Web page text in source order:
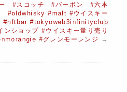
ー #スコッチ #バーボン #六本
#oldwhisky #malt #ウイスキー
#nftbar #tokyoweb3infinityclub
ンショップ #ウイスキー量り売り
#グレンモーレンジ
→